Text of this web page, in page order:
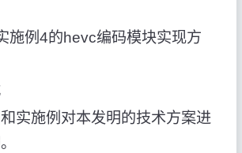
施例4的hevc编码模块实现方
实施例对本发明的技术方案进